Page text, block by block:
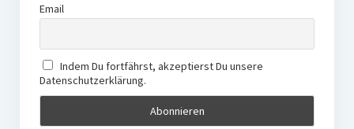
Email
Indem Du fortfährst, akzeptierst Du unsere
Datenschutzerklärung.